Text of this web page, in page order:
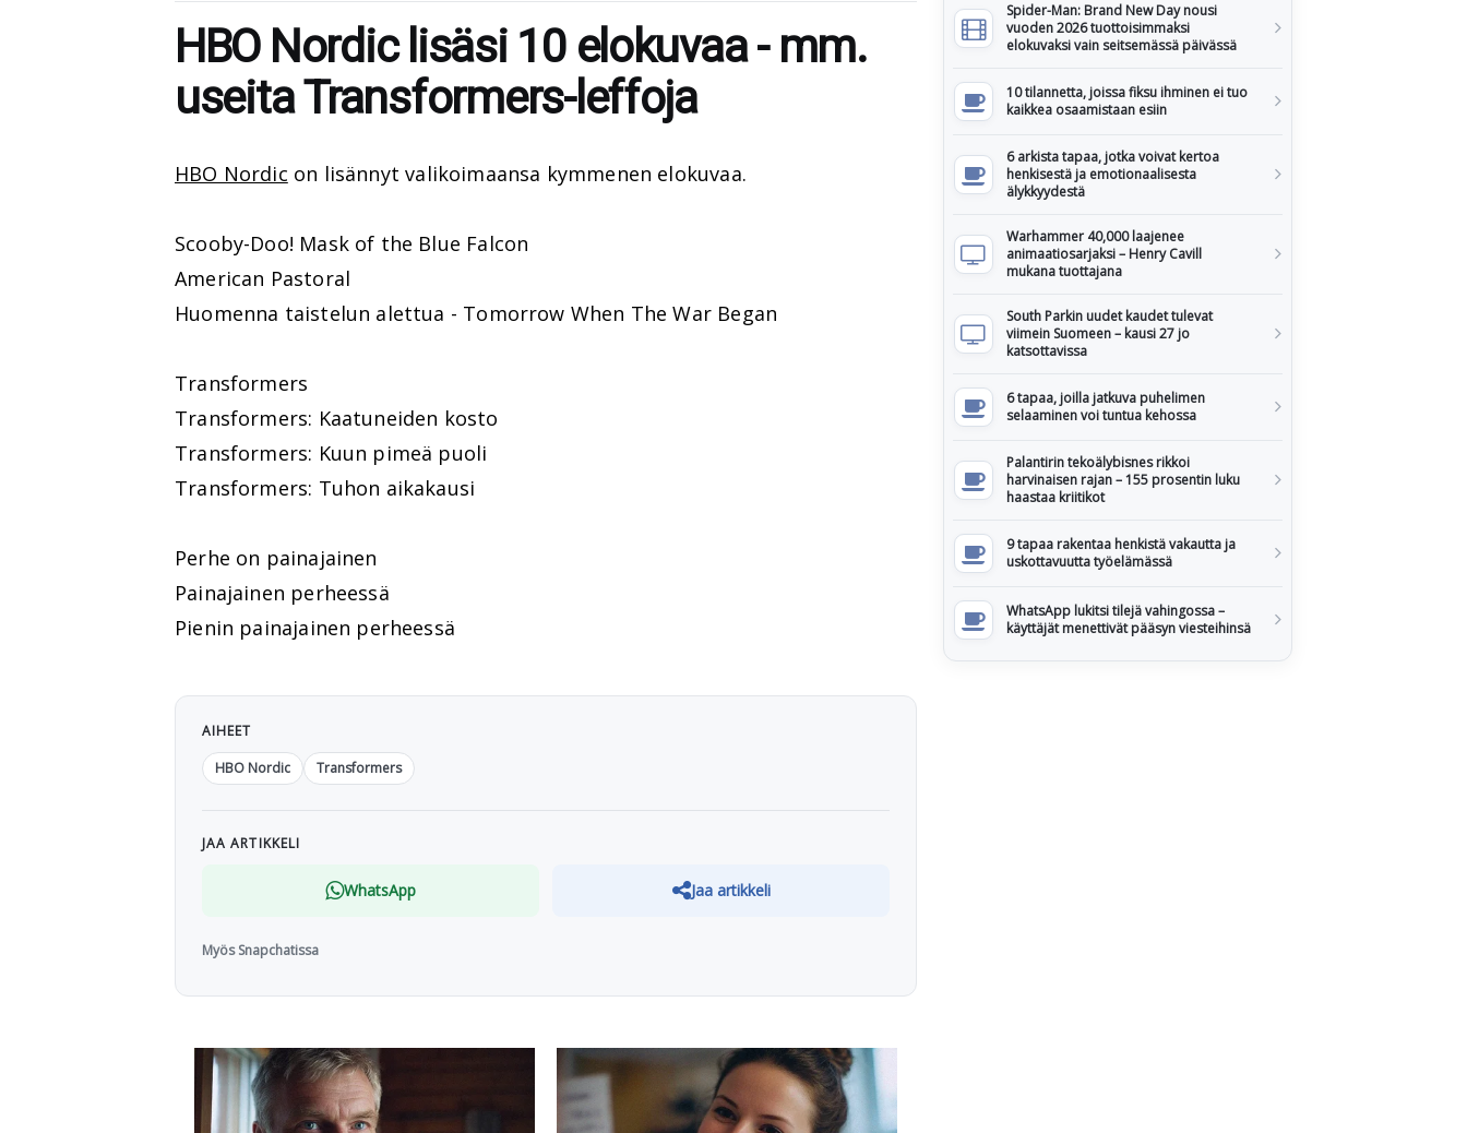
HBO Nordic lisäsi 10 elokuvaa - mm.
useita Transformers-leffoja
HBO Nordic on lisännyt valikoimaansa kymmenen elokuvaa.
Scooby-Doo! Mask of the Blue Falcon
American Pastoral
Huomenna taistelun alettua - Tomorrow When The War Began
Transformers
Transformers: Kaatuneiden kosto
Transformers: Kuun pimeä puoli
Transformers: Tuhon aikakausi
Perhe on painajainen
Painajainen perheessä
Pienin painajainen perheessä
AIHEET
HBO Nordic
Transformers
JAA ARTIKKELI
WhatsApp Jaa artikkeli
Myös Snapchatissa
Spider-Man: Brand New Day nousi
vuoden 2026 tuottoisimmaksi
elokuvaksi vain seitsemässä päivässä
10 tilannetta, joissa fiksu ihminen ei tuo
kaikkea osaamistaan esiin
6 arkista tapaa, jotka voivat kertoa
henkisestä ja emotionaalisesta
älykkyydestä
Warhammer 40,000 laajenee
animaatiosarjaksi – Henry Cavill
mukana tuottajana
South Parkin uudet kaudet tulevat
viimein Suomeen – kausi 27 jo
katsottavissa
6 tapaa, joilla jatkuva puhelimen
selaaminen voi tuntua kehossa
Palantirin tekoälybisnes rikkoi
harvinaisen rajan – 155 prosentin luku
haastaa kriitikot
9 tapaa rakentaa henkistä vakautta ja
uskottavuutta työelämässä
WhatsApp lukitsi tilejä vahingossa –
käyttäjät menettivät pääsyn viesteihinsä